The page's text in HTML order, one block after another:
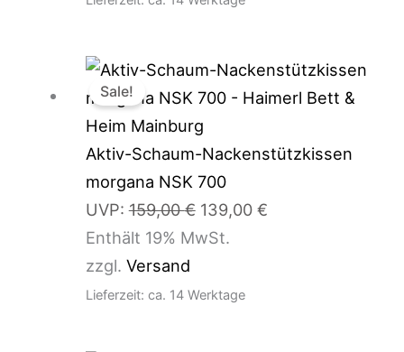
Sale!
Aktiv-Schaum-Nackenstützkissen
morgana NSK 700
UVP: 159,00€
Ursprünglicher
Preis
war:
159,00 €
139,00 €
Aktueller
Preis
139,00 €.
Enthält 19% MwSt.
zzgl. Versand
Lieferzeit: ca. 14 Werktage